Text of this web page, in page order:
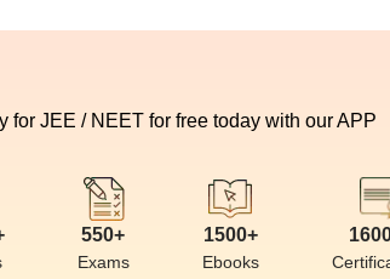
for JEE / NEET for free today with our APP
550+
Exams
1500+
Ebooks